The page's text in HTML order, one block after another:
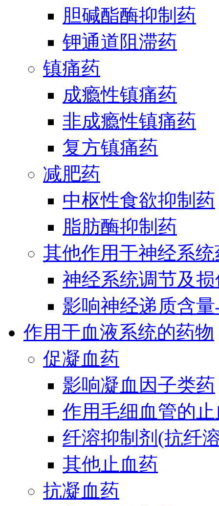
胆碱酯酶抑制药
钾通道阻滞药
镇痛药
成瘾性镇痛药
非成瘾性镇痛药
复方镇痛药
减肥药
中枢性食欲抑制药
脂肪酶抑制药
其他作用于神经系统
神经系统调节及
影响神经递质含
作用于血液系统的药物
促凝血药
影响凝血因子类药
作用毛细血管的
纤溶抑制剂(抗纤
其他止血药
抗凝血药